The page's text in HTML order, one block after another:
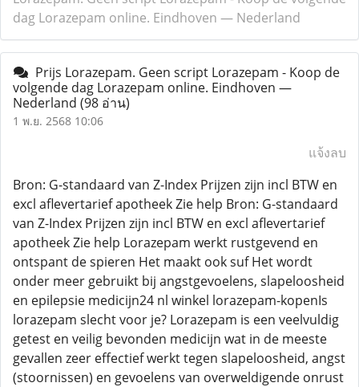
dag Lorazepam online. Eindhoven — Nederland
Prijs Lorazepam. Geen script Lorazepam - Koop de
volgende dag Lorazepam online. Eindhoven —
Nederland (98 อ่าน)
1 พ.ย. 2568 10:06
แจ้งลบ
Bron: G-standaard van Z-Index Prijzen zijn incl BTW en
excl aflevertarief apotheek Zie help Bron: G-standaard
van Z-Index Prijzen zijn incl BTW en excl aflevertarief
apotheek Zie help Lorazepam werkt rustgevend en
ontspant de spieren Het maakt ook suf Het wordt
onder meer gebruikt bij angstgevoelens, slapeloosheid
en epilepsie medicijn24 nl winkel lorazepam-kopenIs
lorazepam slecht voor je? Lorazepam is een veelvuldig
getest en veilig bevonden medicijn wat in de meeste
gevallen zeer effectief werkt tegen slapeloosheid, angst
(stoornissen) en gevoelens van overweldigende onrust